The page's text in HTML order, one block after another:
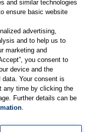
and similar technologies
ensure basic website
advertising,
and to help us to
marketing and
you consent to
device and the
Your consent is
any time by clicking the
Further details can be
.